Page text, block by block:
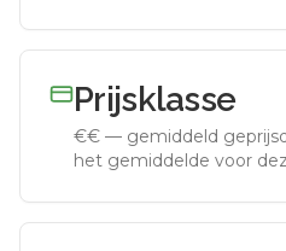
Prijsklasse
€€ — gemiddeld
het gemiddelde voor